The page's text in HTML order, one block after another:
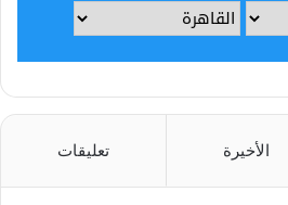
الأخيرة تعليقات